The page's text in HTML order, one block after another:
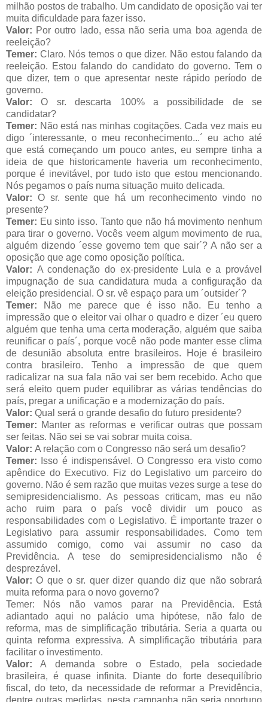
milhão postos de trabalho. Um candidato de oposição vai ter
muita dificuldade para fazer isso.
Valor: Por outro lado, essa não seria uma boa agenda de
reeleição?
Temer: Claro. Nós temos o que dizer. Não estou falando da
reeleição. Estou falando do candidato do governo. Tem o
que dizer, tem o que apresentar neste rápido período de
governo.
Valor: O sr. descarta 100% a possibilidade de se
candidatar?
Temer: Não está nas minhas cogitações. Cada vez mais eu
digo ´interessante, o meu reconhecimento...´ eu acho até
que está começando um pouco antes, eu sempre tinha a
ideia de que historicamente haveria um reconhecimento,
porque é inevitável, por tudo isto que estou mencionando.
Nós pegamos o país numa situação muito delicada.
Valor: O sr. sente que há um reconhecimento vindo no
presente?
Temer: Eu sinto isso. Tanto que não há movimento nenhum
para tirar o governo. Vocês veem algum movimento de rua,
alguém dizendo ´esse governo tem que sair´? A não ser a
oposição que age como oposição política.
Valor: A condenação do ex-presidente Lula e a provável
impugnação de sua candidatura muda a configuração da
eleição presidencial. O sr. vê espaço para um ´outsider´?
Temer: Não me parece que é isso não. Eu tenho a
impressão que o eleitor vai olhar o quadro e dizer ´eu quero
alguém que tenha uma certa moderação, alguém que saiba
reunificar o país´, porque você não pode manter esse clima
de desunião absoluta entre brasileiros. Hoje é brasileiro
contra brasileiro. Tenho a impressão de que quem
radicalizar na sua fala não vai ser bem recebido. Acho que
será eleito quem puder equilibrar as várias tendências do
país, pregar a unificação e a modernização do país.
Valor: Qual será o grande desafio do futuro presidente?
Temer: Manter as reformas e verificar outras que possam
ser feitas. Não sei se vai sobrar muita coisa.
Valor: A relação com o Congresso não será um desafio?
Temer: Isso é indispensável. O Congresso era visto como
apêndice do Executivo. Fiz do Legislativo um parceiro do
governo. Não é sem razão que muitas vezes surge a tese do
semipresidencialismo. As pessoas criticam, mas eu não
acho ruim para o país você dividir um pouco as
responsabilidades com o Legislativo. É importante trazer o
Legislativo para assumir responsabilidades. Como tem
assumido comigo, como vai assumir no caso da
Previdência. A tese do semipresidencialismo não é
desprezável.
Valor: O que o sr. quer dizer quando diz que não sobrará
muita reforma para o novo governo?
Temer: Nós não vamos parar na Previdência. Está
adiantado aqui no palácio uma hipótese, não falo de
reforma, mas de simplificação tributária. Seria a quarta ou
quinta reforma expressiva. A simplificação tributária para
facilitar o investimento.
Valor: A demanda sobre o Estado, pela sociedade
brasileira, é quase infinita. Diante do forte desequilíbrio
fiscal, do teto, da necessidade de reformar a Previdência,
dentre outras medidas, nesta campanha não seria oportuno